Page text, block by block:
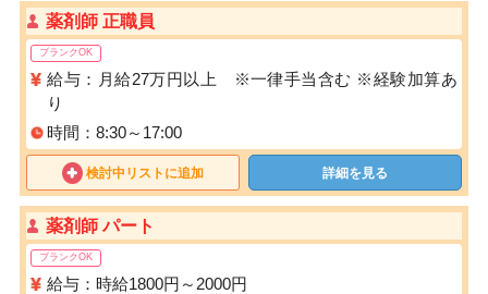
薬剤師 正職員
ブランクOK
給与：月給27万円以上 ※一律手当含む ※経験加算あ
り
時間：8:30～17:00
検討中リストに追加 詳細を見る
薬剤師 パート
ブランクOK
給与：時給1800円～2000円